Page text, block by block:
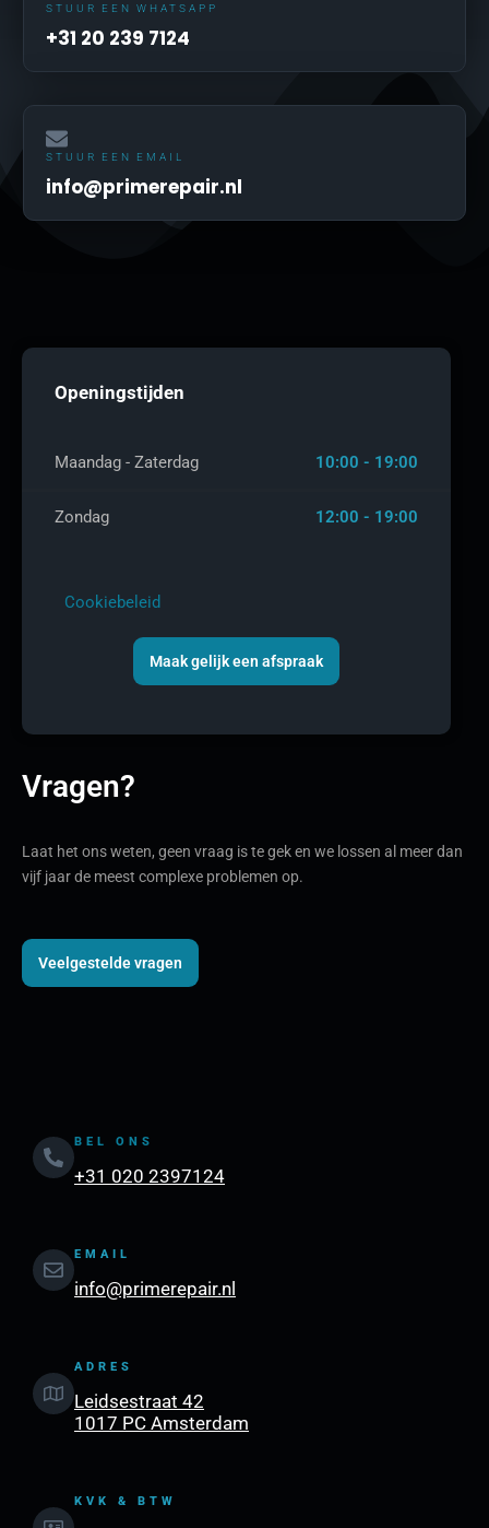
STUUR EEN WHATSAPP
+31 20 239 7124
STUUR EEN EMAIL
info@primerepair.nl
Openingstijden
Maandag - Zaterdag 10:00 - 19:00
Zondag 12:00 - 19:00
Cookiebeleid
Maak gelijk een afspraak
Vragen?
Laat het ons weten, geen vraag is te gek en we lossen al meer dan
vijf jaar de meest complexe problemen op.
Veelgestelde vragen
BEL ONS
+31 020 2397124
EMAIL
info@primerepair.nl
ADRES
Leidsestraat 42
1017 PC Amsterdam
KVK & BTW